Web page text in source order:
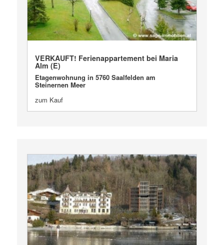
VERKAUFT! Ferienappartement bei Maria
Alm (E)
Etagenwohnung in 5760 Saalfelden am
Steinernen Meer
zum Kauf